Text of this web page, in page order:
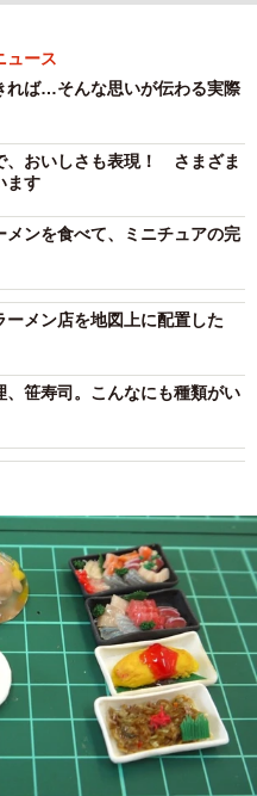
ュース
れば…そんな思いが伝わる実際
、おいしさも表現！ さまざま
ます
メンを食べて、ミニチュアの完
ーメン店を地図上に配置した
、笹寿司。こんなにも種類がい